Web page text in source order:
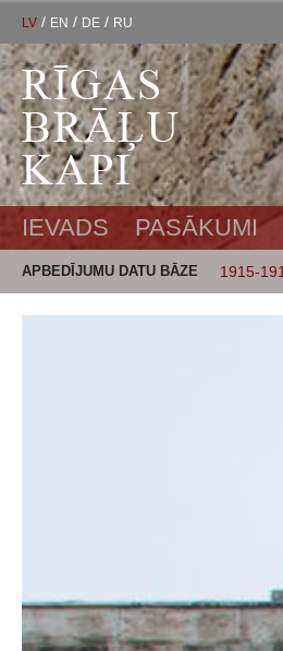
LV / EN / DE / RU
IEVADS PASĀKUMI
APBEDĪJUMU DATU BĀZE 1915-